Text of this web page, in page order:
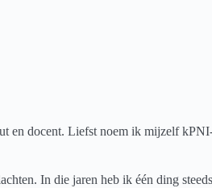
en docent. Liefst noem ik mijzelf
In die jaren heb ik één ding